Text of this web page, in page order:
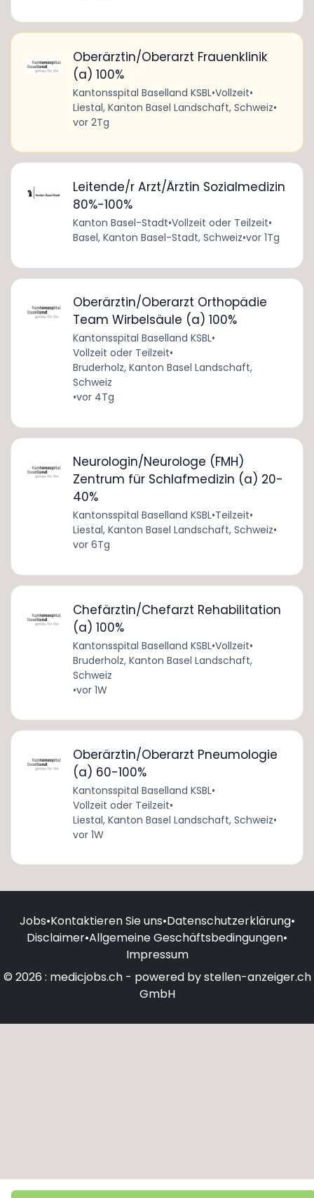
Oberärztin/Oberarzt Frauenklinik
(a) 100%
Kantonsspital Baselland KSBL•Vollzeit•
Liestal, Kanton Basel Landschaft, Schweiz•
vor 2Tg
Leitende/r Arzt/Ärztin Sozialmedizin
80%-100%
Kanton Basel-Stadt•Vollzeit oder Teilzeit•
Basel, Kanton Basel-Stadt, Schweiz•vor 1Tg
Oberärztin/Oberarzt Orthopädie
Team Wirbelsäule (a) 100%
Kantonsspital Baselland KSBL•
Vollzeit oder Teilzeit•
Bruderholz, Kanton Basel Landschaft,
Schweiz
•vor 4Tg
Neurologin/Neurologe (FMH)
Zentrum für Schlafmedizin (a) 20-
40%
Kantonsspital Baselland KSBL•Teilzeit•
Liestal, Kanton Basel Landschaft, Schweiz•
vor 6Tg
Chefärztin/Chefarzt Rehabilitation
(a) 100%
Kantonsspital Baselland KSBL•Vollzeit•
Bruderholz, Kanton Basel Landschaft,
Schweiz
•vor 1W
Oberärztin/Oberarzt Pneumologie
(a) 60-100%
Kantonsspital Baselland KSBL•
Vollzeit oder Teilzeit•
Liestal, Kanton Basel Landschaft, Schweiz•
vor 1W
Jobs•Kontaktieren Sie uns•Datenschutzerklärung•
Disclaimer•Allgemeine Geschäftsbedingungen•
Impressum
© 2026 : medicjobs.ch - powered by stellen-anzeiger.ch
GmbH